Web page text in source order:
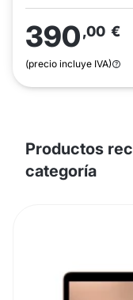
390,00 €
(precio incluye IVA)
Productos
categoría